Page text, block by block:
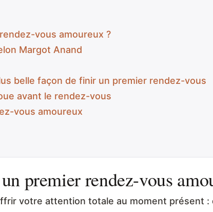
vous amoureux ?
Margot Anand
belle façon de finir un premier rendez-vous
avant le rendez-vous
vous amoureux
premier rendez-vous
votre attention totale au moment présent